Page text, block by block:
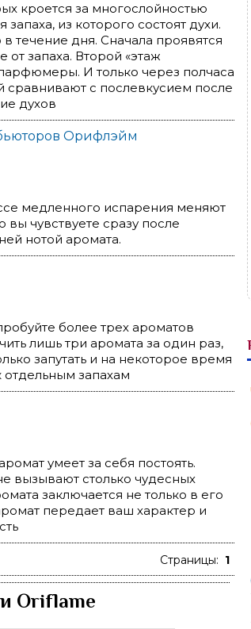
кроется за многослойностью
из которого состоят духи.
течение дня. Сначала проявятся
запаха. Второй «этаж
И только через полчаса
сравнивают с послевкусием после
духов
Орифлэйм
медленного испарения меняют
вы чувствуете сразу после
нотой аромата.
более трех ароматов
лишь три аромата за один раз,
запутать и на некоторое время
запахам
умеет за себя постоять.
вызывают столько чудесных
заключается не только в его
передает ваш характер и
Страницы: 1
Oriflame